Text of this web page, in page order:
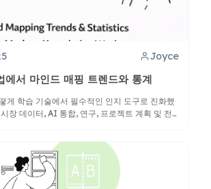
Joyce
에서 마인드 매핑 트렌드와 통계
게 학습 기술에서 필수적인 인지 도구로 진화했
장 데이터, AI 통합, 연구, 프로젝트 계획 및 전